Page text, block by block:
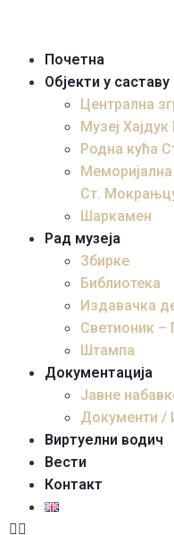
Почетна
Објекти у саставу
Централна
Музеј
Родна кућа
Ст.
Шаркамен
Рад музеја
Збирке
Библиотека
Издавачка
Светионик –
Штампа
Документација
Јавне
Документи /
Виртуелни водич
Вести
Контакт